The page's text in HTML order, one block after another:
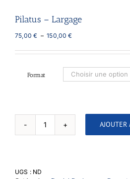
Pilatus – Largage
75,00€ – 150,00€Plage
prix :
à
150,00 €
Format
quantité
de
AJOUTER
UGS : ND